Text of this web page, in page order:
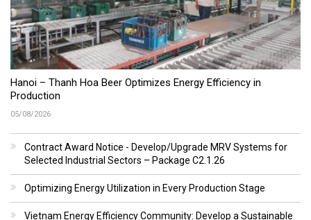
Hanoi – Thanh Hoa Beer Optimizes Energy Efficiency in
Production
05/08/2026
Contract Award Notice - Develop/Upgrade MRV Systems for
Selected Industrial Sectors – Package C2.1.26
Optimizing Energy Utilization in Every Production Stage
Vietnam Energy Efficiency Community: Develop a Sustainable